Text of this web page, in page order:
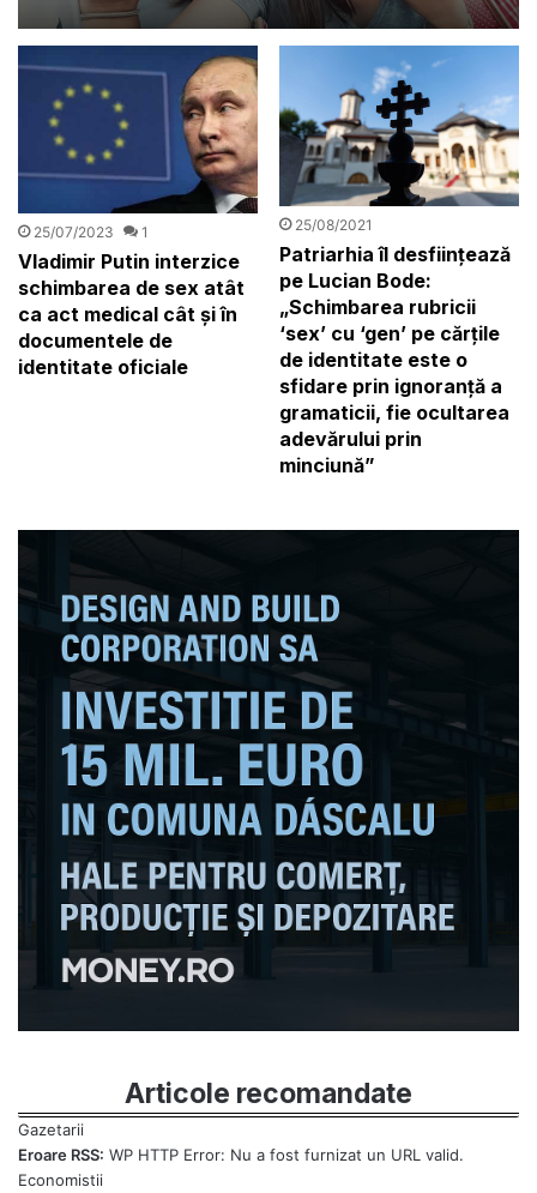
sex, contrar învățăturilor
creștine
25/07/2023 1
Vladimir Putin interzice
schimbarea de sex atât
ca act medical cât şi în
documentele de
identitate oficiale
25/08/2021
Patriarhia îl desființează
pe Lucian Bode:
„Schimbarea rubricii
‘sex’ cu ‘gen’ pe cărțile
de identitate este o
sfidare prin ignoranță a
gramaticii, fie ocultarea
adevărului prin
minciună”
Articole recomandate
Eroare RSS: WP HTTP Error: Nu a fost furnizat un URL valid.